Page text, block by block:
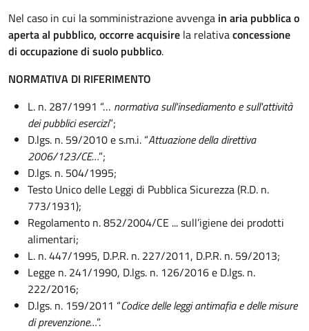
Nel caso in cui la somministrazione avvenga in aria pubblica o
aperta al pubblico, occorre acquisire la relativaconcessione
di occupazione di suolo pubblico.
NORMATIVA DI RIFERIMENTO
L. n. 287/1991 “… normativa sull'insediamento e sull'attività
dei pubblici esercizi”;
D.lgs. n. 59/2010 e s.m.i. “Attuazione della direttiva
2006/123/CE…”;
D.lgs. n. 504/1995;
Testo Unico delle Leggi di Pubblica Sicurezza (R.D. n.
773/1931);
Regolamento n. 852/2004/CE ... sull’igiene dei prodotti
alimentari;
L. n. 447/1995, D.P.R. n. 227/2011, D.P.R. n. 59/2013;
Legge n. 241/1990, D.lgs. n. 126/2016 e D.lgs. n.
222/2016;
D.lgs. n. 159/2011 “Codice delle leggi antimafia e delle misure
di prevenzione…”.